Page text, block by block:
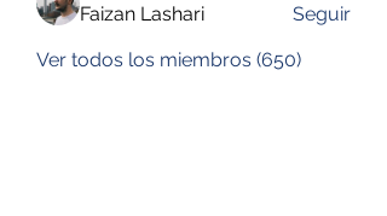
Faizan Lashari
Seguir
Ver todos los miembros (650)